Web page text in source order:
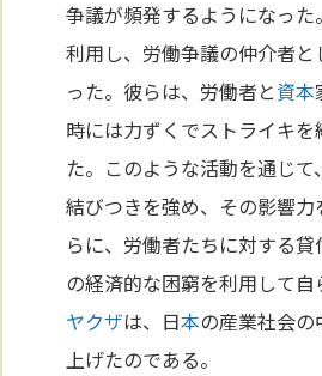
争議が頻発するようになった。
利用し、労働争議の仲介者
った。彼らは、労働者と資本
時には力ずくでストライキ
た。このような活動を通じて、
結びつきを強め、その影響
らに、労働者たちに対する
の経済的な困窮を利用して自
ヤクザは、日本の産業社会
上げたのである。